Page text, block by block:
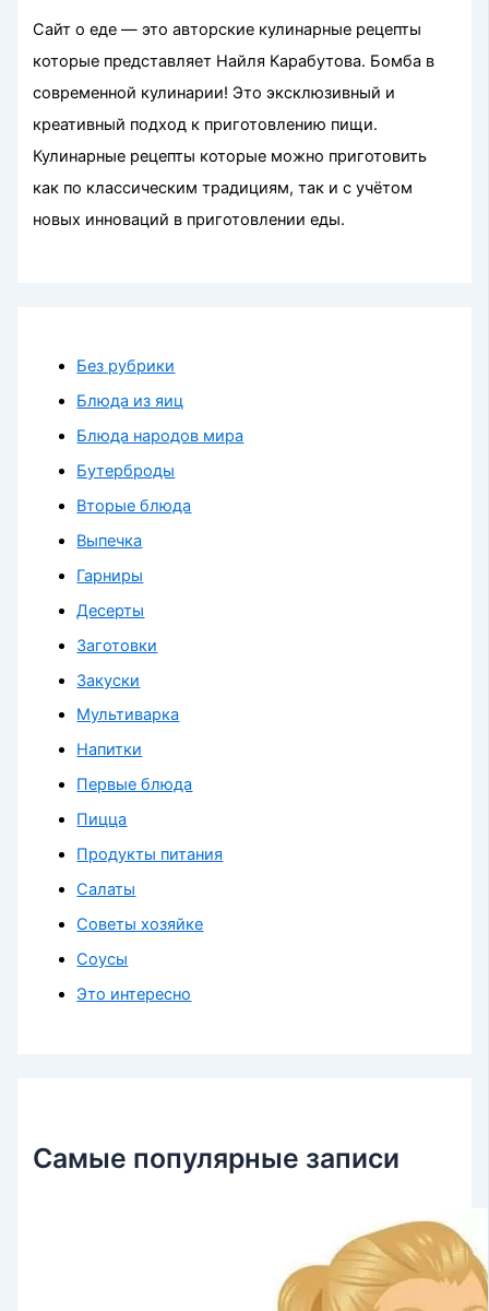
Сайт о еде — это авторские кулинарные рецепты
которые представляет Найля Карабутова. Бомба в
современной кулинарии! Это эксклюзивный и
креативный подход к приготовлению пищи.
Кулинарные рецепты которые можно приготовить
как по классическим традициям, так и с учётом
новых инноваций в приготовлении еды.
Без рубрики
Блюда из яиц
Блюда народов мира
Бутерброды
Вторые блюда
Выпечка
Гарниры
Десерты
Заготовки
Закуски
Мультиварка
Напитки
Первые блюда
Пицца
Продукты питания
Салаты
Советы хозяйке
Соусы
Это интересно
Самые популярные записи